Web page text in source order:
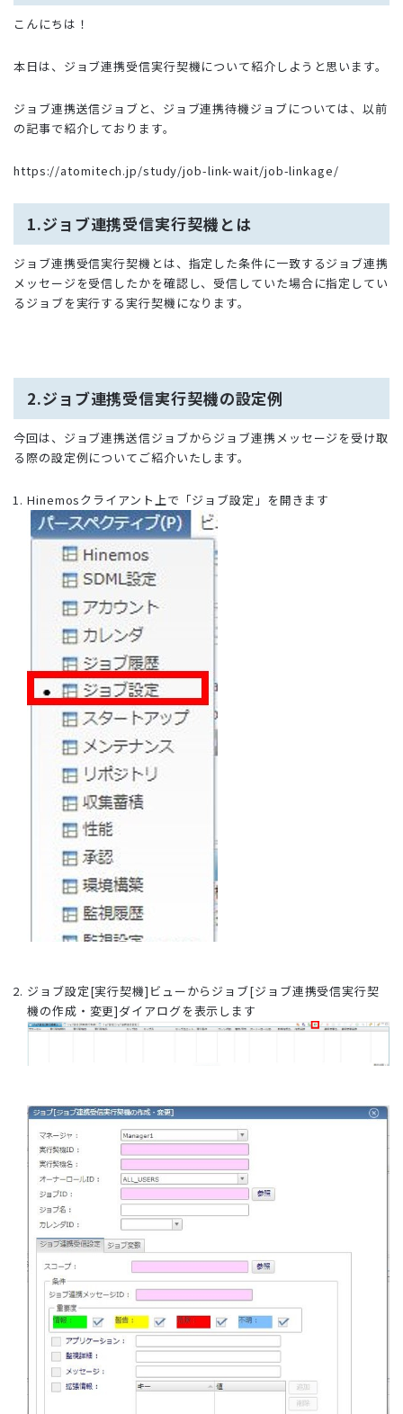
こんにちは！
本日は、ジョブ連携受信実行契機について紹介しようと思います。
ジョブ連携送信ジョブと、ジョブ連携待機ジョブについては、以前
の記事で紹介しております。
https://atomitech.jp/study/job-link-wait/job-linkage/
1.ジョブ連携受信実行契機とは
ジョブ連携受信実行契機とは、指定した条件に一致するジョブ連携
メッセージを受信したかを確認し、受信していた場合に指定してい
るジョブを実行する実行契機になります。
2.ジョブ連携受信実行契機の設定例
今回は、ジョブ連携送信ジョブからジョブ連携メッセージを受け取
る際の設定例についてご紹介いたします。
Hinemosクライアント上で「ジョブ設定」を開きます
ジョブ設定[実行契機]ビューからジョブ[ジョブ連携受信実行契
機の作成・変更]ダイアログを表示します